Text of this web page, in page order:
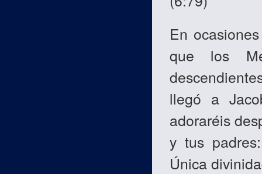
En
que los
llegó a
adoraréis
y tus
Única